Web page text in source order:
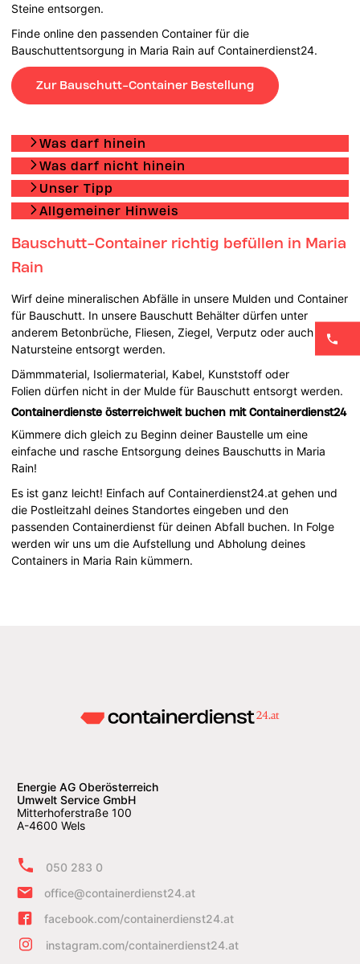
Steine entsorgen.
Finde online den passenden Container für die
Bauschuttentsorgung in Maria Rain auf Containerdienst24.
Zur Bauschutt-Container Bestellung
Was darf hinein
Was darf nicht hinein
Unser Tipp
Allgemeiner Hinweis
Bauschutt-Container richtig befüllen in Maria
Rain
Wirf deine mineralischen Abfälle in unsere Mulden und Container
für Bauschutt. In unsere Bauschutt Behälter dürfen unter
anderem Betonbrüche, Fliesen, Ziegel, Verputz oder auch
Natursteine entsorgt werden.
Dämmmaterial, Isoliermaterial, Kabel, Kunststoff oder
Folien dürfen nicht in der Mulde für Bauschutt entsorgt werden.
Containerdienste österreichweit buchen mit Containerdienst24
Kümmere dich gleich zu Beginn deiner Baustelle um eine
einfache und rasche Entsorgung deines Bauschutts in Maria
Rain!
Es ist ganz leicht! Einfach auf Containerdienst24.at gehen und
die Postleitzahl deines Standortes eingeben und den
passenden Containerdienst für deinen Abfall buchen. In Folge
werden wir uns um die Aufstellung und Abholung deines
Containers in Maria Rain kümmern.
Energie AG Oberösterreich
Umwelt Service GmbH
Mitterhoferstraße 100
A-4600 Wels
050 283 0
office@containerdienst24.at
facebook.com/containerdienst24.at
instagram.com/containerdienst24.at